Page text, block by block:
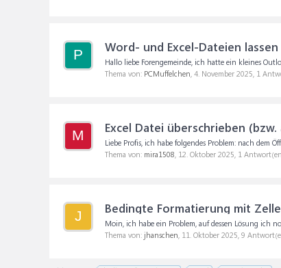
P Word- und Excel-Dateien
Hallo liebe Forengemeinde, ich hatte ein kleines
Thema von: PCMuffelchen, 4. November 2025, 1
M Excel Datei überschrieben
Liebe Profis, ich habe folgendes Problem: nach dem
Thema von: mira1508, 12. Oktober 2025, 1
J Bedingte Formatierung mit
Moin, ich habe ein Problem, auf dessen Lösung ich
Thema von: jhanschen, 11. Oktober 2025, 9